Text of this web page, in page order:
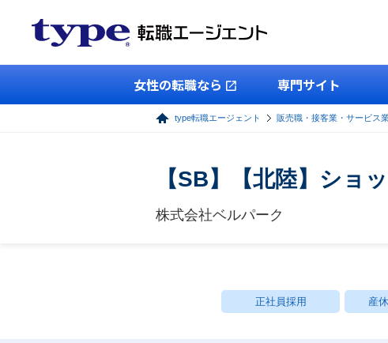
女性の転職なら 専門サイト
type転職エージェント 販売職・接客業・サービス
【SB】【北陸】ショ
株式会社ベルパーク
正社員採用 産